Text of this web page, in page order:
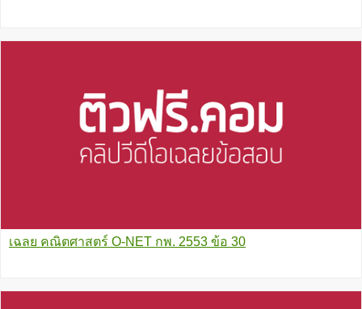
เฉลย คณิตศาสตร์ O-NET กพ. 2553 ข้อ 30